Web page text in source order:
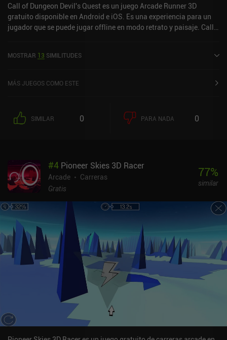
Call of Dungeon Devil's Quest es un juego Arcade Runner 3D
gratuito disponible en Android e iOS. Es una experiencia para un
jugador que se puede jugar offline en modo retrato y paisaje. Call
la App Store de iOS.
MOSTRAR 13 SIMILITUDES
MÁS JUEGOS COMO ESTE
SIMILAR 0 PARA NADA 0
#4 Pioneer Skies 3D Racer
Arcade
Carreras
Gratis
77%
similar